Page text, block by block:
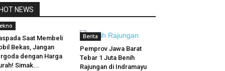
HOT NEWS
Saat Membeli
Bekas, Jangan
dengan Harga
Simak...
Berita
Pemprov Jawa Barat
Tebar 1 Juta Benih
Rajungan di Indramayu